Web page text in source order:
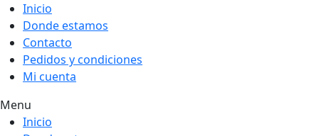
Inicio
Donde estamos
Contacto
Pedidos y condiciones
Mi cuenta
Menu
Inicio